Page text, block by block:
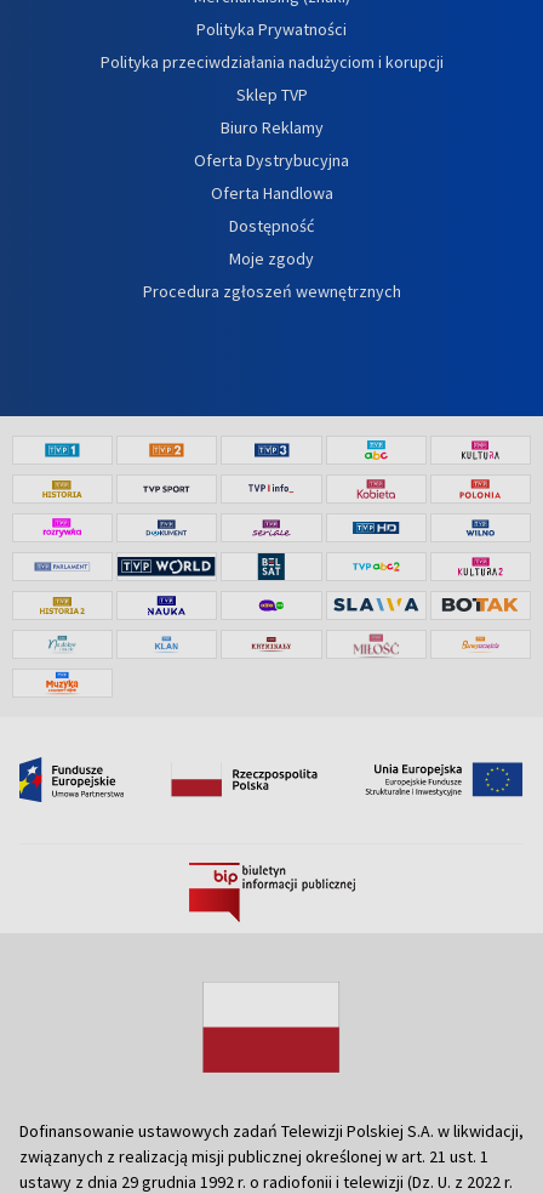
Polityka Prywatności
Polityka przeciwdziałania nadużyciom i korupcji
Sklep TVP
Biuro Reklamy
Oferta Dystrybucyjna
Oferta Handlowa
Dostępność
Moje zgody
Procedura zgłoszeń wewnętrznych
Dofinansowanie ustawowych zadań Telewizji Polskiej S.A. w likwidacji,
związanych z realizacją misji publicznej określonej w art. 21 ust. 1
ustawy z dnia 29 grudnia 1992 r. o radiofonii i telewizji (Dz. U. z 2022 r.